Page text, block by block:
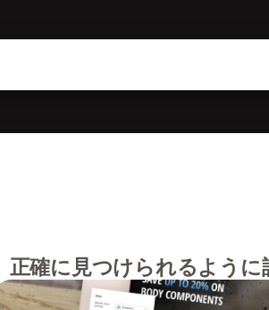
確に見つけられるように